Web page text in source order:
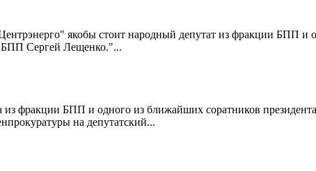
якобы стоит народный депутат из фракции БПП
БПП Сергей Лещенко."...
фракции БПП и одного из ближайших соратников
на депутатский...